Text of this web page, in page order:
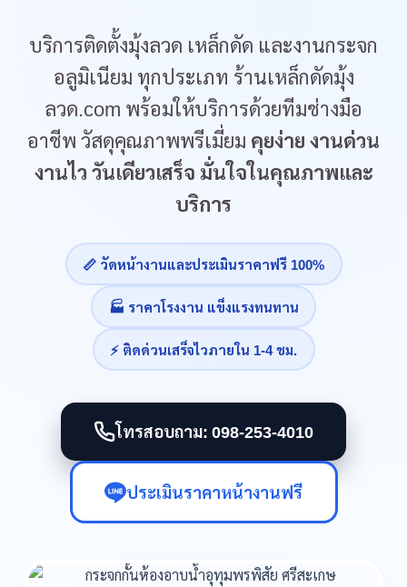
บริการติดตั้งมุ้งลวด เหล็กดัด และงานกระจก
อลูมิเนียม ทุกประเภท ร้านเหล็กดัดมุ้ง
ลวด.com พร้อมให้บริการด้วยทีมช่างมือ
อาชีพ วัสดุคุณภาพพรีเมี่ยม คุยง่าย งานด่วน
งานไว วันเดียวเสร็จ มั่นใจในคุณภาพและ
บริการ
📏 วัดหน้างานและประเมินราคาฟรี 100%
🏭 ราคาโรงงาน แข็งแรงทนทาน
⚡ ติดด่วนเสร็จไวภายใน 1-4 ชม.
โทรสอบถาม: 098-253-4010
ประเมินราคาหน้างานฟรี